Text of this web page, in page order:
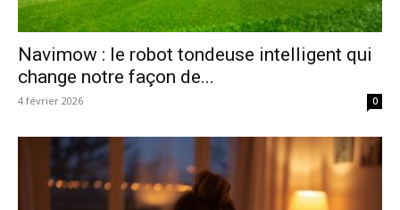
Navimow : le robot tondeuse intelligent qui
change notre façon de...
4 février 2026 0